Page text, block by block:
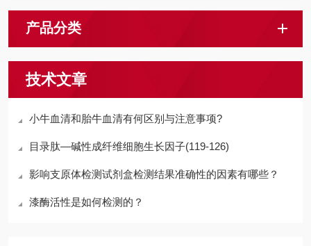
产品分类
技术文章
小牛血清和胎牛血清有何区别与注意事项?
目录肽—碱性成纤维细胞生长因子(119-126)
影响支原体检测试剂盒检测结果准确性的因素有哪些？
漆酶活性是如何检测的？